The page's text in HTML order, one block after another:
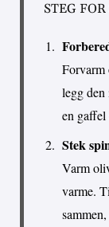
STEG FOR
Forvarm
legg
en
Stek
Varm
varme.